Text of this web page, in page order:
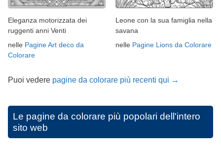
Eleganza motorizzata dei
ruggenti anni Venti
nelle Pagine Art deco da
Colorare
Leone con la sua famiglia nella
savana
nelle Pagine Lions da Colorare
Puoi vedere pagine da colorare più recenti qui →
Le pagine da colorare più popolari dell'intero
sito web